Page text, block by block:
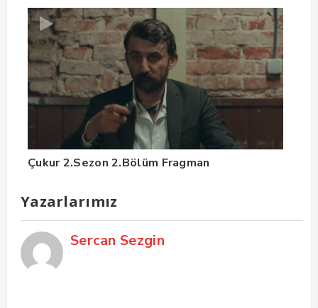
Çukur 2.Sezon 2.Bölüm Fragman
Yazarlarımız
Sercan Sezgin